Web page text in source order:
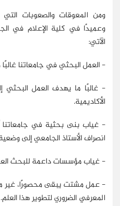
ومن المعوقات والصعوبات
وعميدًا في كلية الإعلام في
الآتي:
- العمل البحثي في جامعاتنا غالبًا
- غالبًا ما يهدف العمل البحثي
الأكاديمية.
- غياب بنى بحثية في جامعاتنا
انصراف الأستاذ الجامعي إلى
- غياب مؤسسات داعمة للبحث
- عمل مشتت يبقى محصورًا، غير
المعرفي الضروري لتطوير هذا العلم.